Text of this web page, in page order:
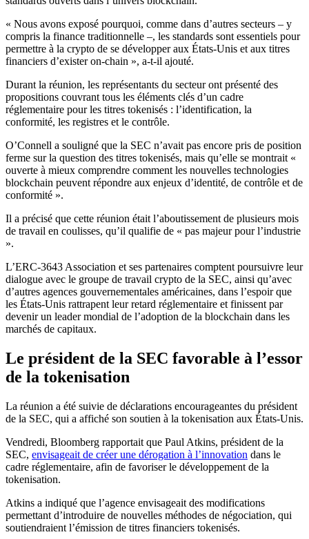
« Nous avons exposé pourquoi, comme dans d’autres secteurs – y
compris la finance traditionnelle –, les standards sont essentiels pour
permettre à la crypto de se développer aux États-Unis et aux titres
financiers d’exister on-chain », a-t-il ajouté.
Durant la réunion, les représentants du secteur ont présenté des
propositions couvrant tous les éléments clés d’un cadre
réglementaire pour les titres tokenisés : l’identification, la
conformité, les registres et le contrôle.
O’Connell a souligné que la SEC n’avait pas encore pris de position
ferme sur la question des titres tokenisés, mais qu’elle se montrait «
ouverte à mieux comprendre comment les nouvelles technologies
blockchain peuvent répondre aux enjeux d’identité, de contrôle et de
conformité ».
Il a précisé que cette réunion était l’aboutissement de plusieurs mois
de travail en coulisses, qu’il qualifie de « pas majeur pour l’industrie
».
L’ERC-3643 Association et ses partenaires comptent poursuivre leur
dialogue avec le groupe de travail crypto de la SEC, ainsi qu’avec
d’autres agences gouvernementales américaines, dans l’espoir que
les États-Unis rattrapent leur retard réglementaire et finissent par
devenir un leader mondial de l’adoption de la blockchain dans les
marchés de capitaux.
Le président de la SEC favorable à l’essor
de la tokenisation
La réunion a été suivie de déclarations encourageantes du président
de la SEC, qui a affiché son soutien à la tokenisation aux États-Unis.
Vendredi, Bloomberg rapportait que Paul Atkins, président de la
SEC, envisageait de créer une dérogation à l’innovation dans le
cadre réglementaire, afin de favoriser le développement de la
tokenisation.
Atkins a indiqué que l’agence envisageait des modifications
permettant d’introduire de nouvelles méthodes de négociation, qui
soutiendraient l’émission de titres financiers tokenisés.